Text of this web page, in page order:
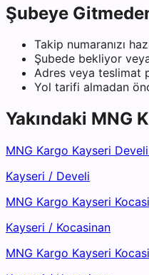
Şubeye
Takip numaranızı
Şubede bekliyor
Adres veya teslimat
Yol tarifi almadan
Yakındaki MNG
MNG Kargo Kayseri
Kayseri / Develi
MNG Kargo Kayseri
Kayseri / Kocasinan
MNG Kargo Kayseri